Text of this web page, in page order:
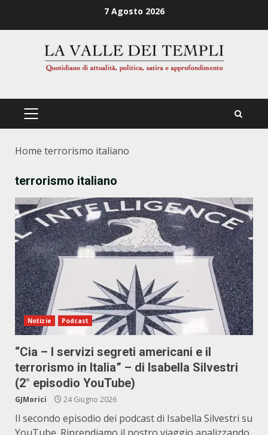
7 Agosto 2026
PRIMÄRES
Home terrorismo italiano
terrorismo italiano
Notizie Podcast
“Cia – I servizi segreti americani e il
terrorismo in Italia” – di Isabella Silvestri
(2° episodio YouTube)
GJMorici 24 Giugno 2026
Il secondo episodio dei podcast di Isabella Silvestri su